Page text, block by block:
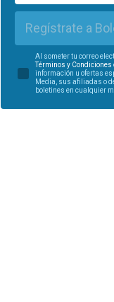
Regístrate a
Al someter tu correo
Términos y Condiciones
información u ofertas
Media, sus afiliadas o
boletines en cualquier